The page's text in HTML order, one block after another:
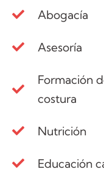
Abogacía
Asesoría
Formación
costura
Nutrición
Educación